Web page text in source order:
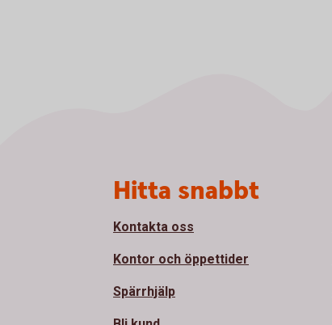
Hitta snabbt
Kontakta oss
Kontor och öppettider
Spärrhjälp